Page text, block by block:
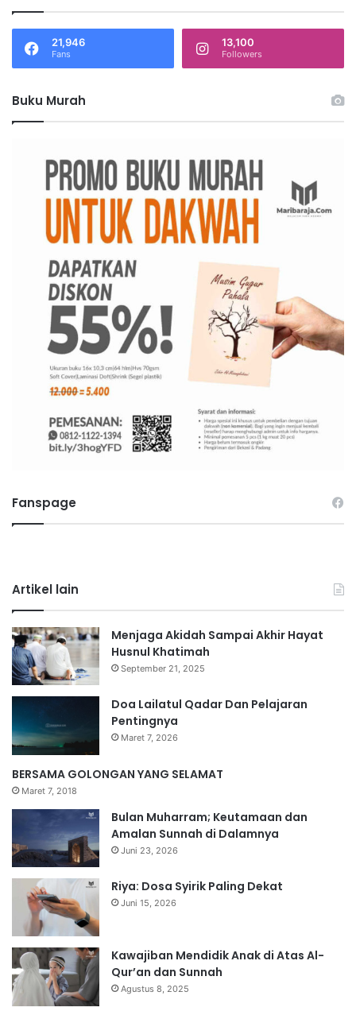
u
k
21,946
Fans
13,100
Followers
Buku Murah
Fanspage
Artikel lain
Menjaga Akidah Sampai Akhir Hayat
Husnul Khatimah
September 21, 2025
Doa Lailatul Qadar Dan Pelajaran
Pentingnya
Maret 7, 2026
BERSAMA GOLONGAN YANG SELAMAT
Maret 7, 2018
Bulan Muharram; Keutamaan dan
Amalan Sunnah di Dalamnya
Juni 23, 2026
Riya: Dosa Syirik Paling Dekat
Juni 15, 2026
Kawajiban Mendidik Anak di Atas Al-
Qur’an dan Sunnah
Agustus 8, 2025